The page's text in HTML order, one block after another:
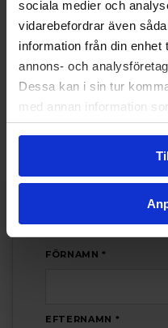
sociala medier och
vidarebefordrar även
information från din
annons- och
Dessa kan i sin tur
med annan information
har samlat in när du har
FÖRNAMN *
EFTERNAMN *